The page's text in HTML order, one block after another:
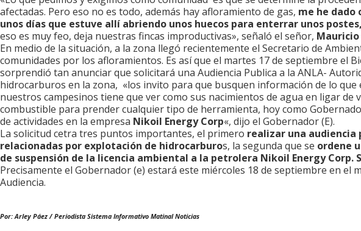
afectadas. Pero eso no es todo, además hay afloramiento de gas, me he dado
unos días que estuve allí abriendo unos huecos para enterrar unos
eso es muy feo, deja nuestras fincas improductivas», señaló el señor,
En medio de la situación, a la zona llegó recientemente el Secretario de
comunidades por los afloramientos. Es así que el martes 17 de septiembre el
sorprendió tan anunciar que solicitará una Audiencia Publica a la ANLA-
hidrocarburos en la zona, «los invito para que busquen información de lo
nuestros campesinos tiene que ver como sus nacimientos de agua en ligar
combustible para prender cualquier tipo de herramienta, hoy como
de actividades en la empresa Nikoil Energy Corp«, dijo el Gobernador (E).
La solicitud cetra tres puntos importantes, el primero realizar una
relacionadas por explotación de hidrocarburos, la segunda que se ordene
de suspensión de la licencia ambiental a la petrolera Nikoil Energy Corp.
Precisamente el Gobernador (e) estará este miércoles 18 de septiembre en
Audiencia.
Por: Arley Páez / Periodista Sistema Informativo Matinal Noticias